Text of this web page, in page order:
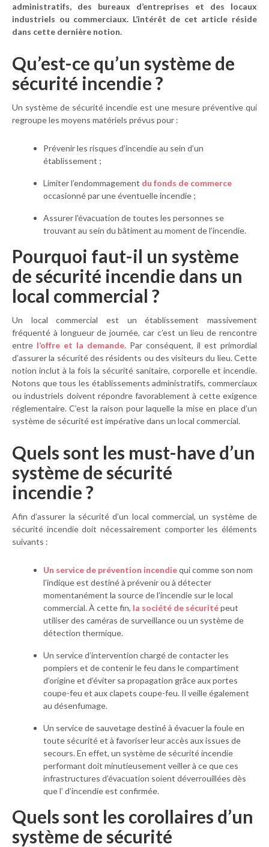
administratifs, des bureaux d’entreprises et des locaux
industriels ou commerciaux. L’intérêt de cet article réside
dans cette dernière notion.
Qu’est-ce qu’un système de
sécurité incendie ?
Un système de sécurité incendie est une mesure préventive qui
regroupe les moyens matériels prévus pour :
Prévenir les risques d’incendie au sein d’un
établissement ;
Limiter l’endommagement du fonds de commerce
occasionné par une éventuelle incendie ;
Assurer l’évacuation de toutes les personnes se
trouvant au sein du bâtiment au moment de l’incendie.
Pourquoi faut-il un système
de sécurité incendie dans un
local commercial ?
Un local commercial est un établissement massivement
fréquenté à longueur de journée, car c’est un lieu de rencontre
entre l’offre et la demande. Par conséquent, il est primordial
d’assurer la sécurité des résidents ou des visiteurs du lieu. Cette
notion inclut à la fois la sécurité sanitaire, corporelle et incendie.
Notons que tous les établissements administratifs, commerciaux
ou industriels doivent répondre favorablement à cette exigence
réglementaire. C’est la raison pour laquelle la mise en place d’un
système de sécurité est impérative dans un local commercial.
Quels sont les must-have d’un
système de sécurité
incendie ?
Afin d’assurer la sécurité d’un local commercial, un système de
sécurité incendie doit nécessairement comporter les éléments
suivants :
Un service de prévention incendiequi comme son nom
l’indique est destiné à prévenir ou à détecter
momentanément la source de l’incendie sur le local
commercial. À cette fin, la société de sécuritépeut
utiliser des caméras de surveillance ou un système de
détection thermique.
Un service d’intervention chargé de contacter les
pompiers et de contenir le feu dans le compartiment
d’origine et d’éviter sa propagation grâce aux portes
coupe-feu et aux clapets coupe-feu. Il veille également
au désenfumage.
Un service de sauvetage destiné à évacuer la foule en
toute sécurité et à favoriser leur accès aux issues de
secours. En effet, un système de sécurité incendie
performant doit minutieusement veiller à ce que ces
infrastructures d’évacuation soient déverrouillées dès
que l’ d’incendie est confirmée.
Quels sont les corollaires d’un
système de sécurité